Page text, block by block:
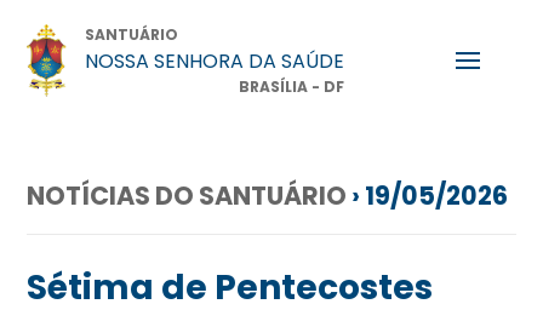
SANTUÁRIO
NOSSA SENHORA DA SAÚDE
BRASÍLIA - DF
NOTÍCIAS DO SANTUÁRIO › 19/05/2026
Sétima de Pentecostes